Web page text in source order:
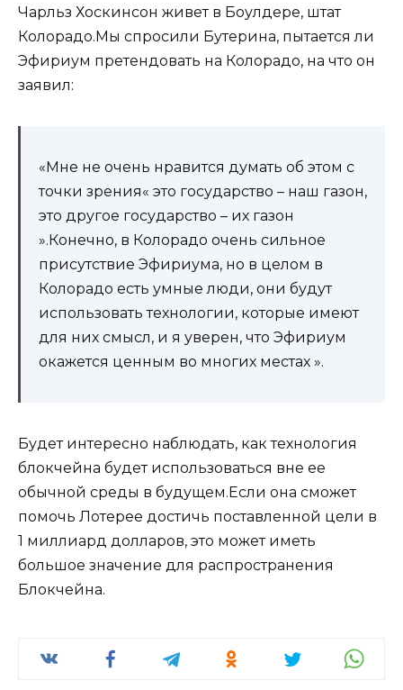
Чарльз Хоскинсон живет в Боулдере, штат
Колорадо.Мы спросили Бутерина, пытается ли
Эфириум претендовать на Колорадо, на что он
заявил:
«Мне не очень нравится думать об этом с
точки зрения« это государство – наш газон,
это другое государство – их газон
».Конечно, в Колорадо очень сильное
присутствие Эфириума, но в целом в
Колорадо есть умные люди, они будут
использовать технологии, которые имеют
для них смысл, и я уверен, что Эфириум
окажется ценным во многих местах ».
Будет интересно наблюдать, как технология
блокчейна будет использоваться вне ее
обычной среды в будущем.Если она сможет
помочь Лотерее достичь поставленной цели в
1 миллиард долларов, это может иметь
большое значение для распространения
Блокчейна.